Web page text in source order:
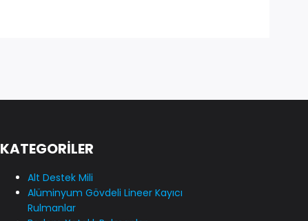
KATEGORİLER
Alt Destek Mili
Alüminyum Gövdeli Lineer Kayıcı
Rulmanlar